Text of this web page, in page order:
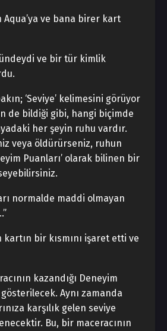
Aqua’ya ve bana birer kart
ve bir tür kimlik
‘Seviye’ kelimesini görüyor
de bildiği gibi, hangi biçimde
her şeyin ruhu vardır.
veya öldürürseniz, ruhun
Puanları’ olarak bilinen bir
normalde maddi olmayan
bir kısmını işaret etti ve
kazandığı Deneyim
Aynı zamanda
karşılık gelen seviye
Bu, bir maceracının